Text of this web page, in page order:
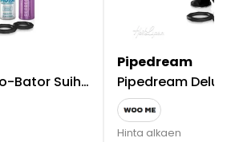
Suihinottokone
Pipedream
Pipedream Deluxe Mega-
Hinta alkaen